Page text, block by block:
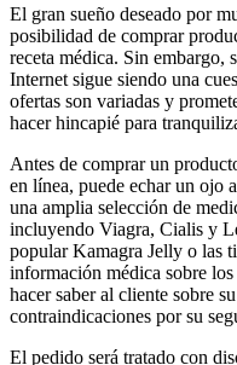
El gran sueño deseado por
posibilidad de comprar
receta médica. Sin embargo,
Internet sigue siendo una
ofertas son variadas y
hacer hincapié para
Antes de comprar un
en línea, puede echar un ojo
una amplia selección de
incluyendo Viagra, Cialis y
popular Kamagra Jelly o las
información médica sobre
hacer saber al cliente sobre
contraindicaciones por su
El pedido será tratado con